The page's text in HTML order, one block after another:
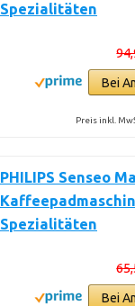
Spezialitäten
Bei
Preis inkl.
PHILIPS Senseo
Spezialitäten
Bei